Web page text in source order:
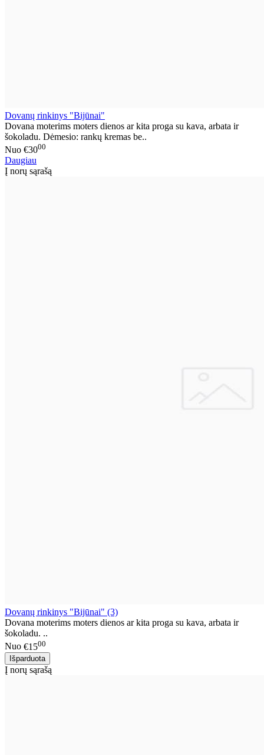
Dovanų rinkinys "Bijūnai"
Dovana moterims moters dienos ar kita proga su kava, arbata ir
šokoladu. Dėmesio: rankų kremas be..
Nuo €3000
Daugiau
Į norų sąrašą
Dovanų rinkinys "Bijūnai" (3)
Dovana moterims moters dienos ar kita proga su kava, arbata ir
šokoladu. ..
Nuo €1500
Į norų sąrašą